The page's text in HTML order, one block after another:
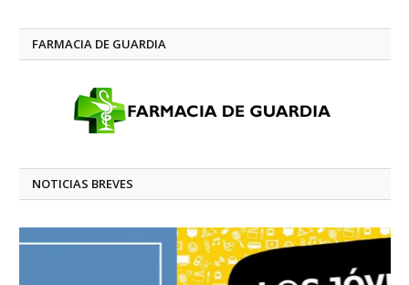
FARMACIA DE GUARDIA
NOTICIAS BREVES